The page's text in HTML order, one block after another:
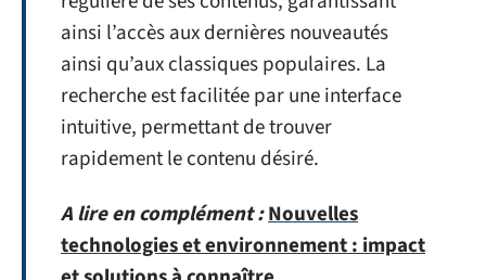
ainsi l’accès aux dernières nouveautés
ainsi qu’aux classiques populaires. La
recherche est facilitée par une interface
intuitive, permettant de trouver
rapidement le contenu désiré.
A lire en complément :Nouvelles
technologies et environnement : impact